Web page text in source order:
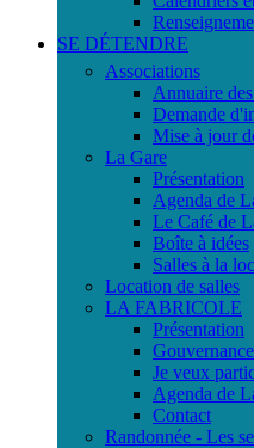
SE DÉTENDRE
Associations
Annuaire
Demande
Mise à jour
La Gare
Présentation
Agenda de
Le Café de
Boîte à idées
Salles à la
Location de salles
LA FABRICOLE
Présentation
Gouvernance
Je veux
Agenda de
Contact
Randonnée - Les